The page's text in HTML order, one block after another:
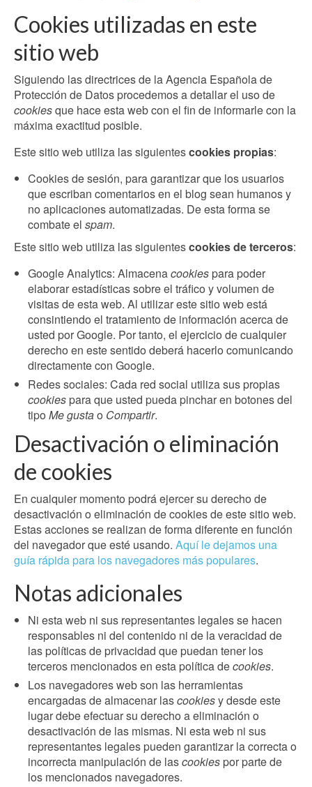
Cookies utilizadas en este
sitio web
Siguiendo las directrices de la Agencia Española de
Protección de Datos procedemos a detallar el uso de
cookiesque hace esta web con el fin de informarle con la
máxima exactitud posible.
Este sitio web utiliza las siguientescookies propias:
Cookies de sesión, para garantizar que los usuarios
que escriban comentarios en el blog sean humanos y
no aplicaciones automatizadas. De esta forma se
combate el spam.
Este sitio web utiliza las siguientescookies de terceros:
Google Analytics: Almacenacookies para poder
elaborar estadísticas sobre el tráfico y volumen de
visitas de esta web. Al utilizar este sitio web está
consintiendo el tratamiento de información acerca de
usted por Google. Por tanto, el ejercicio de cualquier
derecho en este sentido deberá hacerlo comunicando
directamente con Google.
Redes sociales: Cada red social utiliza sus propias
cookies para que usted pueda pinchar en botones del
tipo Me gustao Compartir.
Desactivación o eliminación
de cookies
En cualquier momento podrá ejercer su derecho de
desactivación o eliminación de cookies de este sitio web.
Estas acciones se realizan de forma diferente en función
del navegador que esté usando. Aquí le dejamos una
guía rápida para los navegadores más populares.
Notas adicionales
Ni esta web ni sus representantes legales se hacen
responsables ni del contenido ni de la veracidad de
las políticas de privacidad que puedan tener los
terceros mencionados en esta política decookies.
Los navegadores web son las herramientas
encargadas de almacenar lascookiesy desde este
lugar debe efectuar su derecho a eliminación o
desactivación de las mismas. Ni esta web ni sus
representantes legales pueden garantizar la correcta o
incorrecta manipulación de lascookies por parte de
los mencionados navegadores.